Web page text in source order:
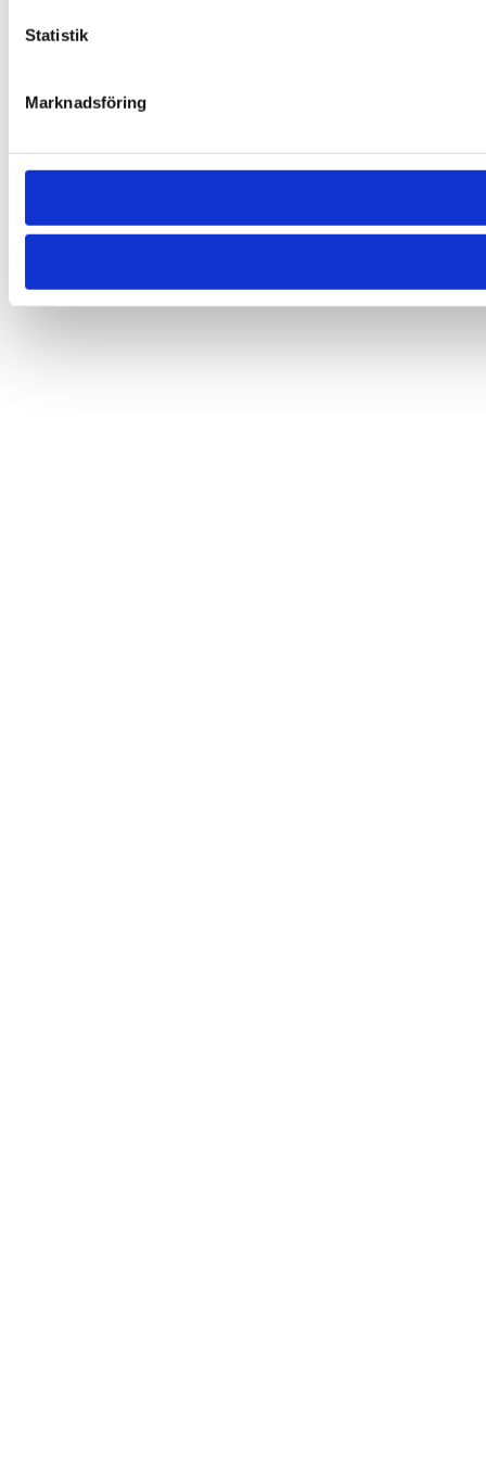
Statistik
Marknadsföring